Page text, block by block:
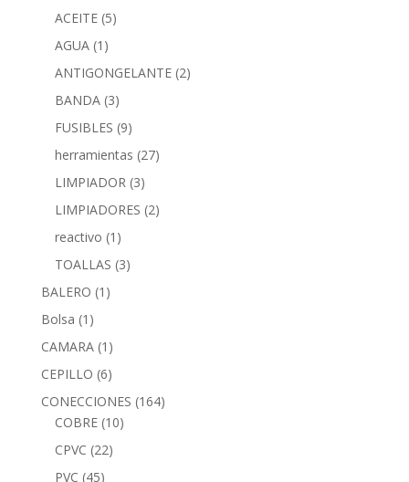
ACEITE (5)
AGUA (1)
ANTIGONGELANTE (2)
BANDA (3)
FUSIBLES (9)
herramientas (27)
LIMPIADOR (3)
LIMPIADORES (2)
reactivo (1)
TOALLAS (3)
BALERO (1)
Bolsa (1)
CAMARA (1)
CEPILLO (6)
CONECCIONES (164)
COBRE (10)
CPVC (22)
PVC (45)